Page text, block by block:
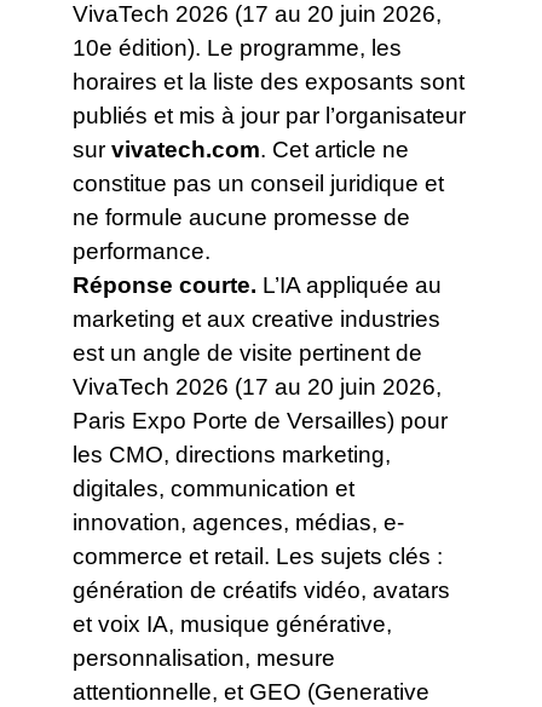
VivaTech 2026 (17 au 20 juin 2026,
10e édition). Le programme, les
horaires et la liste des exposants sont
publiés et mis à jour par l’organisateur
sur vivatech.com. Cet article ne
constitue pas un conseil juridique et
ne formule aucune promesse de
performance.
Réponse courte. L’IA appliquée au
marketing et aux creative industries
est un angle de visite pertinent de
VivaTech 2026 (17 au 20 juin 2026,
Paris Expo Porte de Versailles) pour
les CMO, directions marketing,
digitales, communication et
innovation, agences, médias, e-
commerce et retail. Les sujets clés :
génération de créatifs vidéo, avatars
et voix IA, musique générative,
personnalisation, mesure
attentionnelle, et GEO (Generative